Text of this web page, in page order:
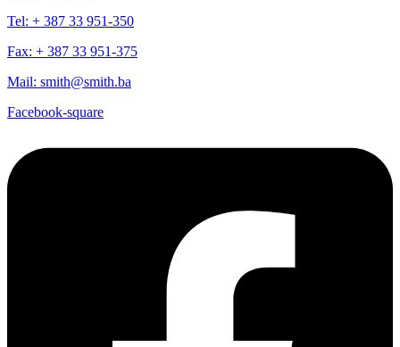
Tel: + 387 33 951-350
Fax: + 387 33 951-375
Mail: smith@smith.ba
Facebook-square